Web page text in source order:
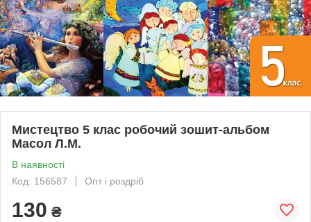
Мистецтво 5 клас робочий зошит-альбом
Масол Л.М.
В наявності
Код: 156587
Опт і роздріб
130 ₴